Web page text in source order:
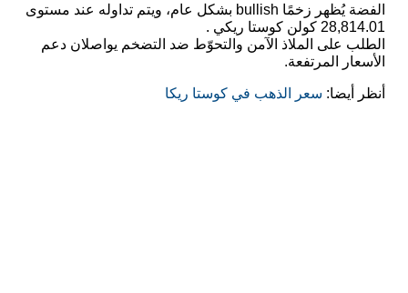
الفضة يُظهر زخمًا bullish بشكل عام، ويتم تداوله عند مستوى
28,814.01 كولن كوستا ريكي .
الطلب على الملاذ الآمن والتحوّط ضد التضخم يواصلان دعم
الأسعار المرتفعة.
أنظر أيضا: سعر الذهب في كوستا ريكا